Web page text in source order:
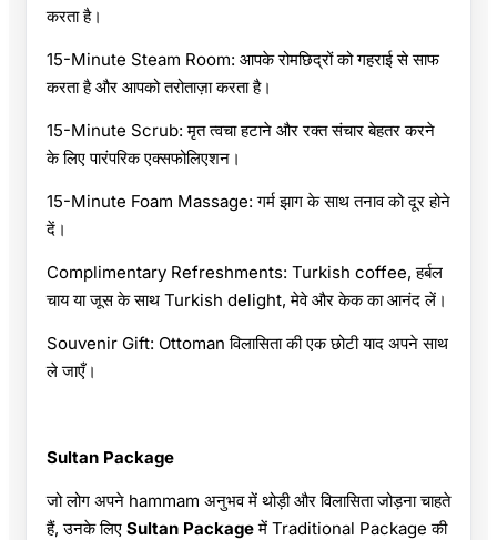
करता है।
15-Minute Steam Room: आपके रोमछिद्रों को गहराई से साफ
करता है और आपको तरोताज़ा करता है।
15-Minute Scrub: मृत त्वचा हटाने और रक्त संचार बेहतर करने
के लिए पारंपरिक एक्सफोलिएशन।
15-Minute Foam Massage: गर्म झाग के साथ तनाव को दूर होने
दें।
Complimentary Refreshments: Turkish coffee, हर्बल
चाय या जूस के साथ Turkish delight, मेवे और केक का आनंद लें।
Souvenir Gift: Ottoman विलासिता की एक छोटी याद अपने साथ
ले जाएँ।
Sultan Package
जो लोग अपने hammam अनुभव में थोड़ी और विलासिता जोड़ना चाहते
हैं, उनके लिए Sultan Packageमें Traditional Package की